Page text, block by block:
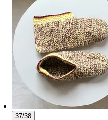
37/38